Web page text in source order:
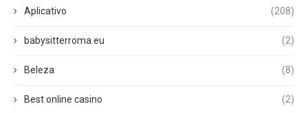
Aplicativo (208)
babysitterroma.eu (2)
Beleza (8)
Best online casino (2)